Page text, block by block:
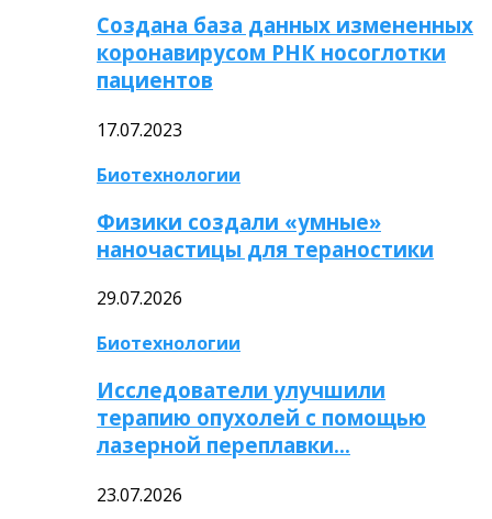
Создана база данных измененных
коронавирусом РНК носоглотки
пациентов
17.07.2023
Биотехнологии
Физики создали «умные»
наночастицы для тераностики
29.07.2026
Биотехнологии
Исследователи улучшили
терапию опухолей с помощью
лазерной переплавки…
23.07.2026